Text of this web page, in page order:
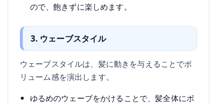
ので、飽きずに楽しめます。
3. ウェーブスタイル
ウェーブスタイルは、髪に動きを与えることでボ
リューム感を演出します。
ゆるめのウェーブをかけることで、髪全体にボ